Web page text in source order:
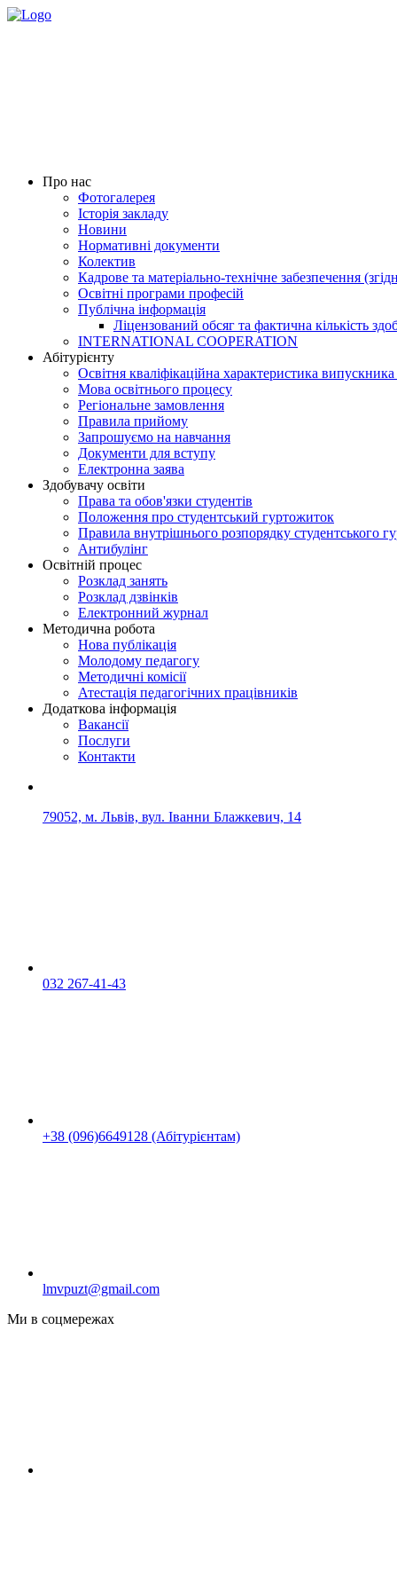
Про нас
Фотогалерея
Історія закладу
Новини
Нормативні документи
Колектив
Кадрове та матеріально-технічне забезпечення
Освітні програми професій
Публічна інформація
Ліцензований обсяг та фактична кількість
INTERNATIONAL COOPERATION
Абітурієнту
Освітня кваліфікаційна характеристика
Мова освітнього процесу
Регіональне замовлення
Правила прийому
Запрошуємо на навчання
Документи для вступу
Електронна заява
Здобувачу освіти
Права та обов'язки студентів
Положення про студентський гуртожиток
Правила внутрішнього розпорядку студентського
Антибулінг
Освітній процес
Розклад занять
Розклад дзвінків
Електронний журнал
Методична робота
Нова публікація
Молодому педагогу
Методичні комісії
Атестація педагогічних працівників
Додаткова інформація
Вакансії
Послуги
Контакти
79052, м. Львів, вул. Іванни Блажкевич, 14
032 267-41-43
+38 (096)6649128 (Абітурієнтам)
lmvpuzt@gmail.com
Ми в соцмережах